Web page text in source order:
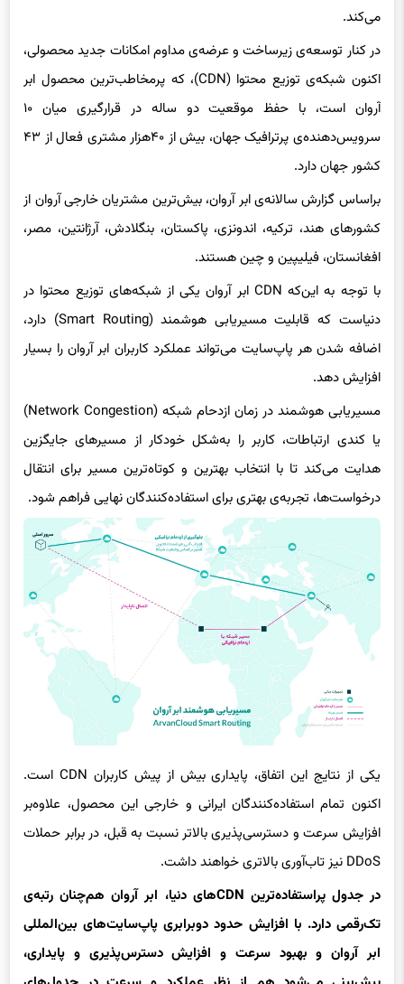
می‌کند.
در کنار توسعه‌ی زیرساخت و عرضه‌ی مداوم امکانات جدید محصولی،
اکنون شبکه‌ی توزیع محتوا (CDN)، که پرمخاطب‌ترین محصول ابر
آروان است، با حفظ موقعیت دو ساله در قرارگیری میان ۱۰
سرویس‌دهنده‌ی پرترافیک جهان، بیش از ۴۰هزار مشتری فعال از ۴۳
کشور جهان دارد.
براساس گزارش سالانه‌ی ابر آروان، بیش‌ترین مشتریان خارجی آروان از
کشورهای هند، ترکیه، اندونزی، پاکستان، بنگلادش، آرژانتین، مصر،
افغانستان، فیلیپین و چین هستند.
با توجه به این‌که CDN‌ ابر آروان یکی از شبکه‌های توزیع محتوا در
دنیاست که قابلیت مسیریابی هوشمند (Smart Routing) دارد،
اضافه شدن هر پاپ‌سایت می‌تواند عملکرد کاربران ابر آروان را بسیار
افزایش دهد.
مسیریابی هوشمند در زمان ازدحام شبکه (Network Congestion)
یا کندی ارتباطات، کاربر را به‌شکل خودکار از مسیرهای جایگزین
هدایت می‌کند تا با انتخاب بهترین و کوتاه‌ترین مسیر برای انتقال
درخواست‌ها، تجربه‌ی بهتری برای استفاده‌کنندگان نهایی فراهم شود.
یکی از نتایج این اتفاق، پایداری بیش‌ از پیش کاربران CDN است.
اکنون تمام استفاده‌کنندگان ایرانی و خارجی این محصول، علاوه‌بر
افزایش سرعت و دسترسی‌پذیری بالاتر نسبت به قبل، در برابر حملات
DDoS نیز تاب‌آوری بالاتری خواهند داشت.
در جدول پراستفاده‌ترین CDNهای دنیا، ابر آروان هم‌چنان رتبه‌ی
تک‌رقمی دارد. با افزایش حدود دوبرابری پاپ‌سایت‌های بین‌المللی
ابر آروان و بهبود سرعت و افزایش دسترس‌پذیری و پایداری،